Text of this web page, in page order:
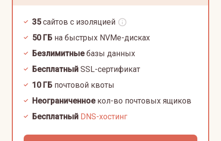
35 сайтов с изоляцией
50ГБ на быстрых NVMe-дисках
Безлимитныебазы данных
Бесплатный SSL-сертификат
10ГБ почтовой квоты
Неограниченноекол-во почтовых ящиков
Бесплатный DNS-хостинг